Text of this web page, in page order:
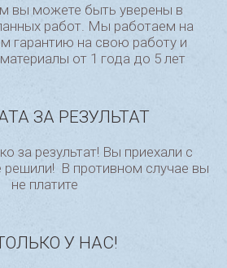
вы можете быть уверены в
работ. Мы работаем на
гарантию на свою работу и
от 1 года до 5 лет
ЗА РЕЗУЛЬТАТ
за результат! Вы приехали с
В противном случае вы
не платите
У НАС!